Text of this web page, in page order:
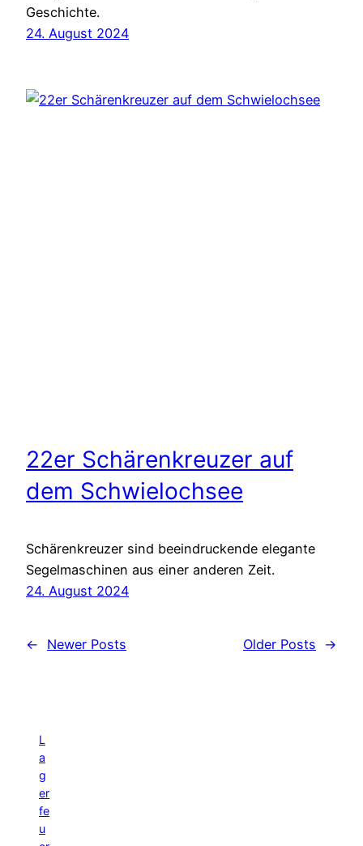
Geschichte.
24. August 2024
22er Schärenkreuzer auf
dem Schwielochsee
Schärenkreuzer sind beeindruckende elegante
Segelmaschinen aus einer anderen Zeit.
24. August 2024
← Newer Posts Older Posts →
L
a
g
er
fe
u